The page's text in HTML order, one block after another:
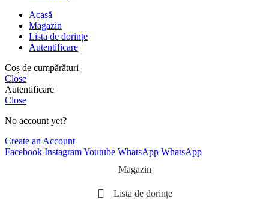
Acasă
Magazin
Lista de dorințe
Autentificare
Coș de cumpărături
Close
Autentificare
Close
No account yet?
Create an Account
Facebook InstagramYoutube WhatsApp WhatsApp
Magazin
Lista de dorințe